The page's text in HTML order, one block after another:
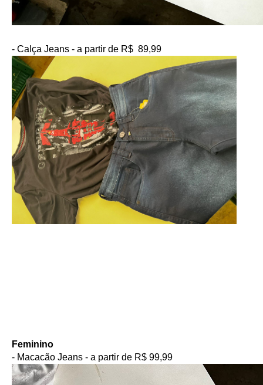
- Calça Jeans - a partir de R$  89,99
Feminino
- Macacão Jeans - a partir de R$ 99,99